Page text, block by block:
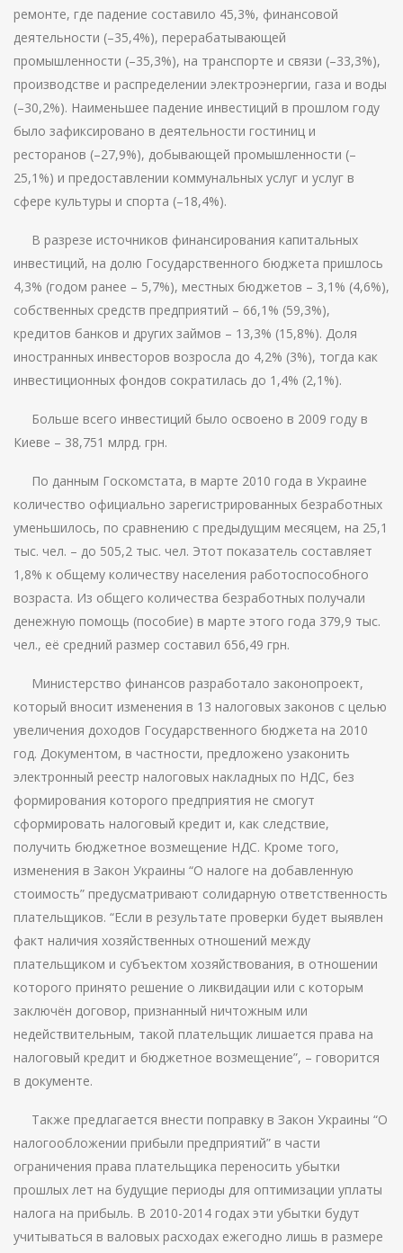
ремонте, где падение составило 45,3%, финансовой
деятельности (–35,4%), перерабатывающей
промышленности (–35,3%), на транспорте и связи (–33,3%),
производстве и распределении электроэнергии, газа и воды
(–30,2%). Наименьшее падение инвестиций в прошлом году
было зафиксировано в деятельности гостиниц и
ресторанов (–27,9%), добывающей промышленности (–
25,1%) и предоставлении коммунальных услуг и услуг в
сфере культуры и спорта (–18,4%).
В разрезе источников финансирования капитальных
инвестиций, на долю Государственного бюджета пришлось
4,3% (годом ранее – 5,7%), местных бюджетов – 3,1% (4,6%),
собственных средств предприятий – 66,1% (59,3%),
кредитов банков и других займов – 13,3% (15,8%). Доля
иностранных инвесторов возросла до 4,2% (3%), тогда как
инвестиционных фондов сократилась до 1,4% (2,1%).
Больше всего инвестиций было освоено в 2009 году в
Киеве – 38,751 млрд. грн.
По данным Госкомстата, в марте 2010 года в Украине
количество официально зарегистрированных безработных
уменьшилось, по сравнению с предыдущим месяцем, на 25,1
тыс. чел. – до 505,2 тыс. чел. Этот показатель составляет
1,8% к общему количеству населения работоспособного
возраста. Из общего количества безработных получали
денежную помощь (пособие) в марте этого года 379,9 тыс.
чел., её средний размер составил 656,49 грн.
Министерство финансов разработало законопроект,
который вносит изменения в 13 налоговых законов с целью
увеличения доходов Государственного бюджета на 2010
год. Документом, в частности, предложено узаконить
электронный реестр налоговых накладных по НДС, без
формирования которого предприятия не смогут
сформировать налоговый кредит и, как следствие,
получить бюджетное возмещение НДС. Кроме того,
изменения в Закон Украины “О налоге на добавленную
стоимость” предусматривают солидарную ответственность
плательщиков. “Если в результате проверки будет выявлен
факт наличия хозяйственных отношений между
плательщиком и субъектом хозяйствования, в отношении
которого принято решение о ликвидации или с которым
заключён договор, признанный ничтожным или
недействительным, такой плательщик лишается права на
налоговый кредит и бюджетное возмещение”, – говорится
в документе.
Также предлагается внести поправку в Закон Украины “О
налогообложении прибыли предприятий” в части
ограничения права плательщика переносить убытки
прошлых лет на будущие периоды для оптимизации уплаты
налога на прибыль. В 2010-2014 годах эти убытки будут
учитываться в валовых расходах ежегодно лишь в размере